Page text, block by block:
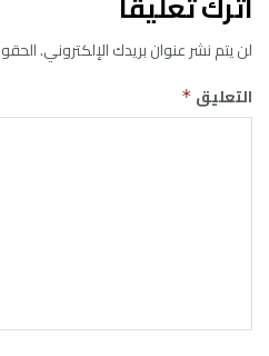
لن يتم نشر عنوان بريدك الإلكتروني.
التعليق *